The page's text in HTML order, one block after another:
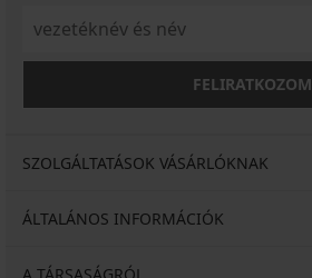
akció
INGYEN
Ft
FELIRATKOZOM
SZOLGÁLTATÁSOK VÁSÁRLÓKNAK
ÁLTALÁNOS INFORMÁCIÓK
A TÁRSASÁGRÓL